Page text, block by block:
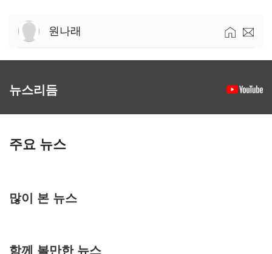
원나래
뉴스리듬
주요 뉴스
많이 본 뉴스
함께 볼만한 뉴스